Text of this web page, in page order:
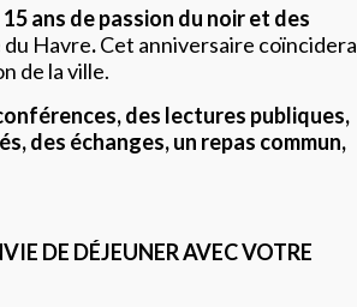
15 ans de passion du noir et des
du Havre.Cet anniversaire coïncidera
de la ville.
des lectures publiques,
des échanges, un repas commun,
DE DÉJEUNER AVEC VOTRE